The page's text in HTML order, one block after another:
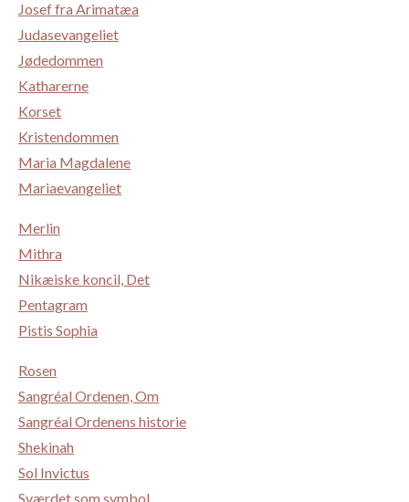
Josef fra Arimatæa
Judasevangeliet
Jødedommen
Katharerne
Korset
Kristendommen
Maria Magdalene
Mariaevangeliet
Merlin
Mithra
Nikæiske koncil, Det
Pentagram
Pistis Sophia
Rosen
Sangréal Ordenen, Om
Sangréal Ordenens historie
Shekinah
Sol Invictus
Sværdet som symbol